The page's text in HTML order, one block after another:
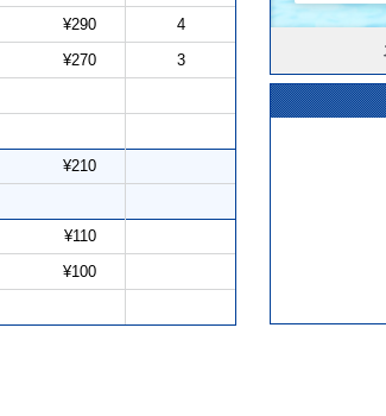
¥290 4
¥270 3
¥210
¥110
¥100